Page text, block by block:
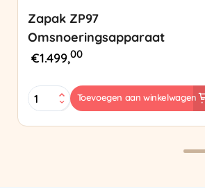
Zapak ZP97
Omsnoeringsapparaat
€1.499,00
Zapak
ZP97
Toevoegen aan winkelwagen